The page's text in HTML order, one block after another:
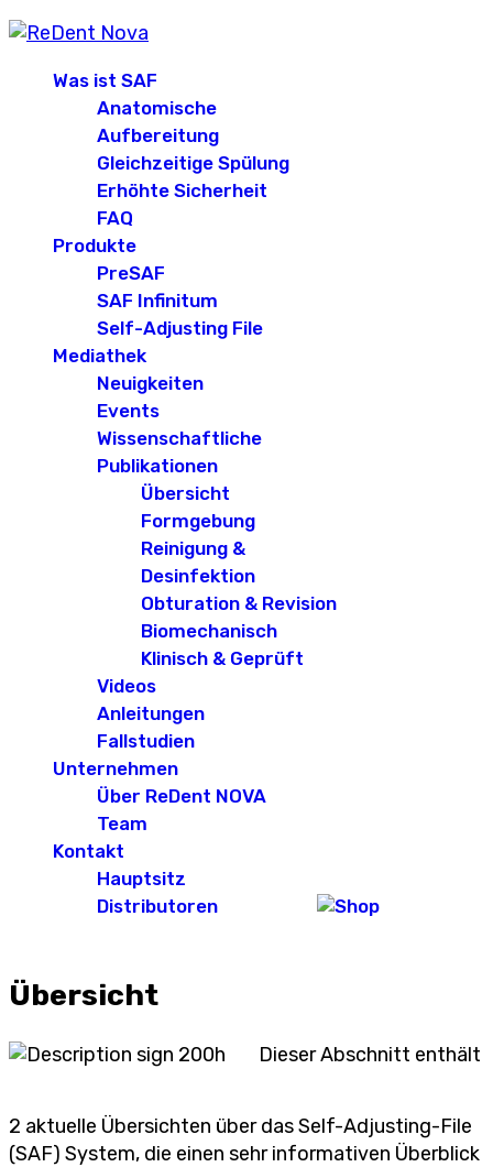
Was ist SAF
Anatomische
Aufbereitung
Gleichzeitige Spülung
Erhöhte Sicherheit
FAQ
Produkte
PreSAF
SAF Infinitum
Self-Adjusting File
Mediathek
Neuigkeiten
Events
Wissenschaftliche
Publikationen
Übersicht
Formgebung
Reinigung &
Desinfektion
Obturation & Revision
Biomechanisch
Klinisch & Geprüft
Videos
Anleitungen
Fallstudien
Unternehmen
Über ReDent NOVA
Team
Kontakt
Hauptsitz
Distributoren
Übersicht
Dieser Abschnitt enthält
2 aktuelle Übersichten über das Self-Adjusting-File
(SAF) System, die einen sehr informativen Überblick